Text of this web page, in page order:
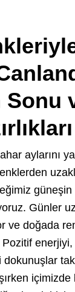
Sonu
aylarını
güneşin
Günler
ve doğada
Pozitif
dokunuşlar
içimizde